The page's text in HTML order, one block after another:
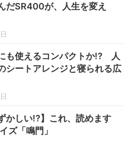
だSR400が、人生を変え
も使えるコンパクトか!? 人
シートアレンジと寝られる広
かしい!?】これ、読めます
ズ「鳴門」